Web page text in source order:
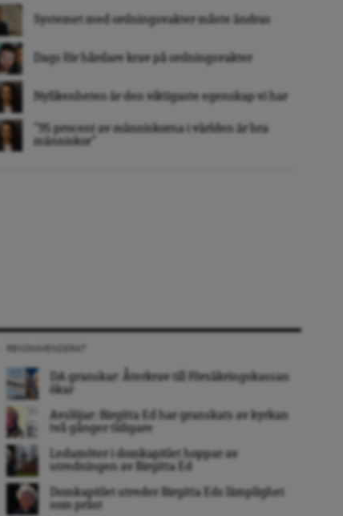
Systemet med ordningsvakter måste ändras
Dags för hårdare krav på ordningsvakter
Nyfikenheten är den viktigaste egenskap vi har
”95 procent av människorna i världen är bra
människor”
DA granskar: Återkrav till Försäkringskassan
ökar
Avslöjar: Birgitta Ed har granskats av kyrkan
två gånger tidigare
Ledamöter i domkapitlet hoppar av
utredningen av Birgitta Ed
Domkapitlet utreder Birgitta Eds lämplighet
som präst